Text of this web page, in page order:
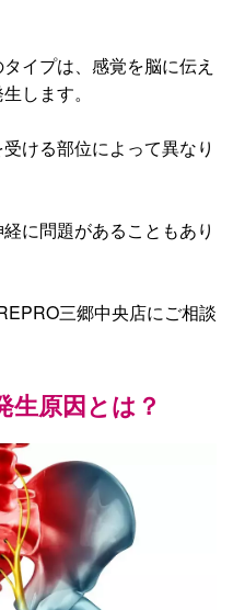
イプは、感覚を脳に伝え
します。
ける部位によって異なり
に問題があることもあり
三郷中央店にご相談
生原因とは？